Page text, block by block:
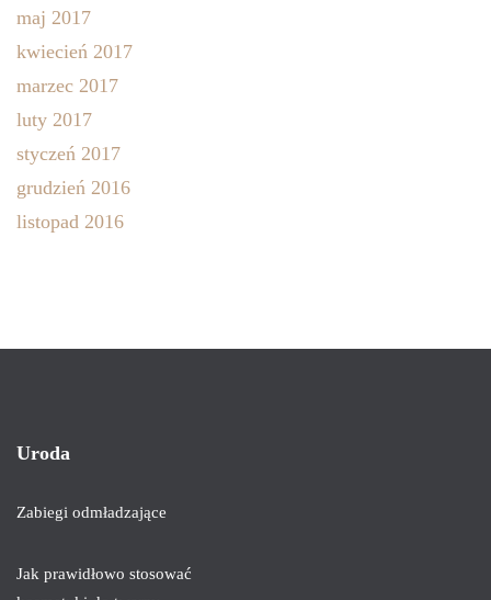
maj 2017
kwiecień 2017
marzec 2017
luty 2017
styczeń 2017
grudzień 2016
listopad 2016
Uroda
Zabiegi odmładzające
Jak prawidłowo stosować